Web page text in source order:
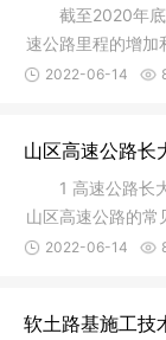
截至2020年底
速公路里程的增加
速公路养
2022-06-14
山区高速公路长
1 高速公路长
山区高速公路的常
的山区
2022-06-14
软土路基施工技